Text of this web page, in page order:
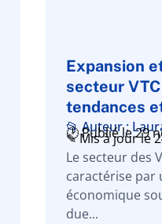
Expansion
secteur
tendances
📂 Auteur :
🕑 Publié le 29
✎ Mis à jour le
Le secteur des
caractérise par
économique
due...